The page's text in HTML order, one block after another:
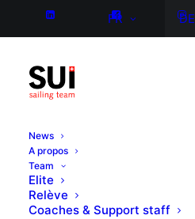
FR DE
News
A propos
Team
Elite
Relève
Coaches & Support staff